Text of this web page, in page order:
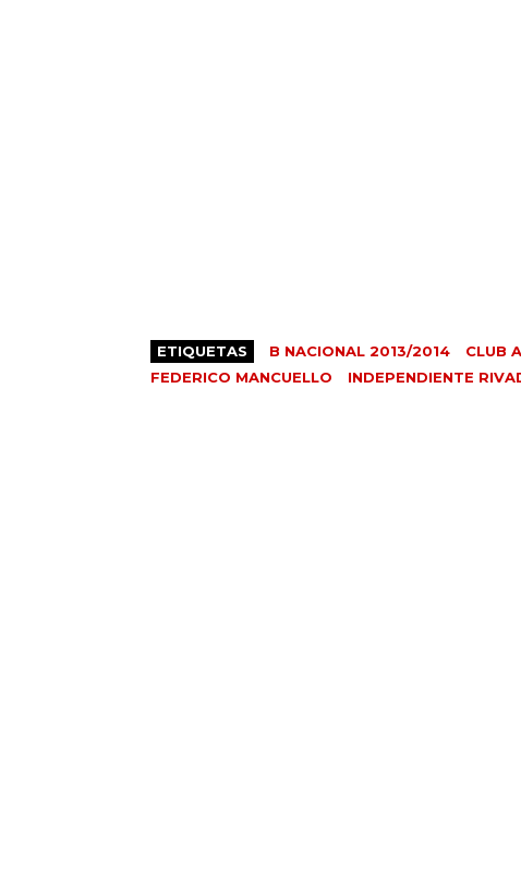
ETIQUETAS B NACIONAL 2013/2014
CLUB
FEDERICO MANCUELLO
INDEPENDIENTE